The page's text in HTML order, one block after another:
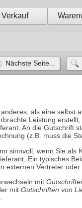
Verkauf
Nächste Seite...
als eine selbst
Leistung
An die Gutschrift
(z.B. muss die
sinnvoll, wenn Sie
Ein typisches
externen Vertreter
mit
mit Gutschriften von